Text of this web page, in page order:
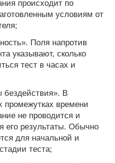
происходит по
условиям от
Поля напротив
указывают, сколько
тест в часах и
бездействия». В
промежутках времени
не проводится и
его результаты. Обычно
для начальной и
теста;